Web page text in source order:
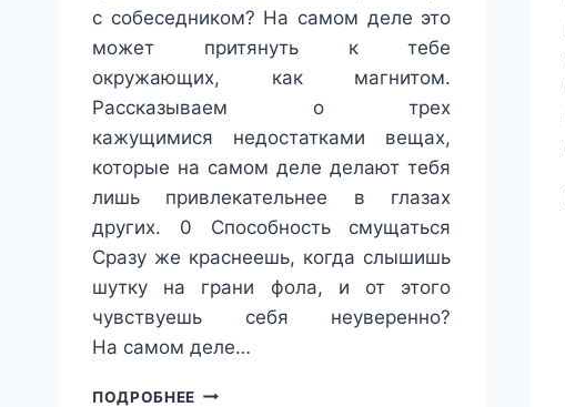
с собеседником? На самом деле это
может притянуть к тебе
окружающих, как магнитом.
Рассказываем о трех
кажущимися недостатками вещах,
которые на самом деле делают тебя
лишь привлекательнее в глазах
других. 0 Способность смущаться
Сразу же краснеешь, когда слышишь
шутку на грани фола, и от этого
чувствуешь себя неуверенно?
На самом деле…
ПОДРОБНЕЕ КАК